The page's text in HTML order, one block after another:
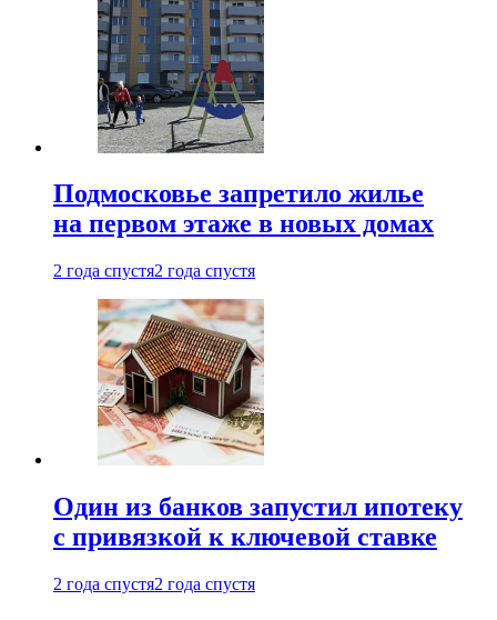
Подмосковье запретило жилье
на первом этаже в новых домах
2 года спустя2 года спустя
Один из банков запустил ипотеку
с привязкой к ключевой ставке
2 года спустя2 года спустя